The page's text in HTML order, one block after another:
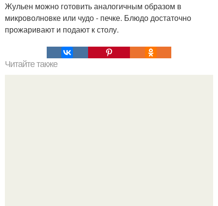
Жульен можно готовить аналогичным образом в
микроволновке или чудо - печке. Блюдо достаточно
прожаривают и подают к столу.
Читайте также